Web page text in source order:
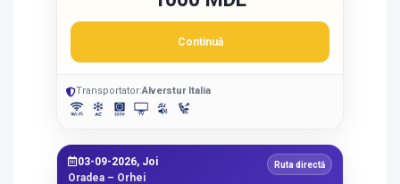
Continuă
Transportator:Alverstur Italia
03-09-2026, Joi
Oradea – Orhei
Ruta directă